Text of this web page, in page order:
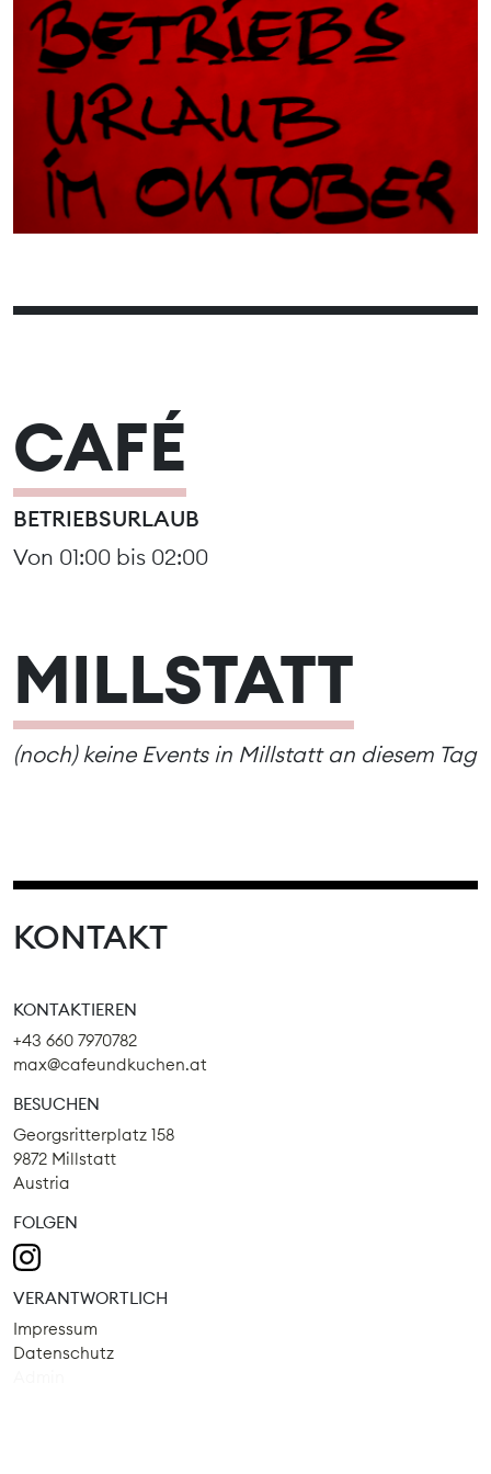
01 02 03 04 05 06
08
09 10 11 12 13
15
16 17 18 19
22
24 25 26 27
28
29
30
CAFÉ
BETRIEBSURLAUB
Von 01:00 bis 02:00
MILLSTATT
(noch) keine Events in Millstatt an diesem Tag
KONTAKT
KONTAKTIEREN
+43 660 7970782
max@cafeundkuchen.at
BESUCHEN
Georgsritterplatz 158
9872 Millstatt
Austria
FOLGEN
VERANTWORTLICH
Impressum
Datenschutz